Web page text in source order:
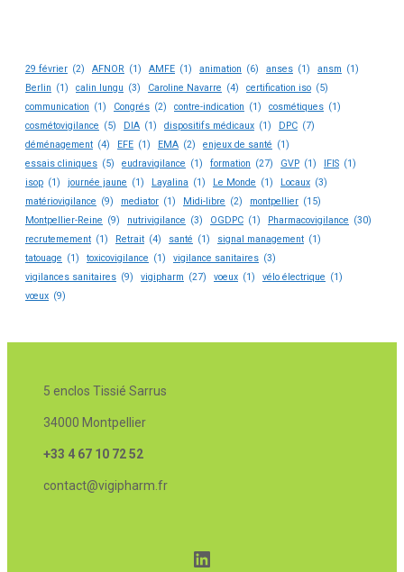
29 février (2) AFNOR (1) AMFE (1) animation (6) anses (1) ansm (1)
Berlin (1) calin lungu (3) Caroline Navarre (4) certification iso (5)
communication (1) Congrés (2) contre-indication (1) cosmétiques (1)
cosmétovigilance (5) DIA (1) dispositifs médicaux (1) DPC (7)
déménagement (4) EFE (1) EMA (2) enjeux de santé (1)
essais cliniques (5) eudravigilance (1) formation (27) GVP (1) IFIS (1)
isop (1) journée jaune (1) Layalina (1) Le Monde (1) Locaux (3)
matériovigilance (9) mediator (1) Midi-libre (2) montpellier (15)
Montpellier-Reine (9) nutrivigilance (3) OGDPC (1) Pharmacovigilance (30)
recrutemement (1) Retrait (4) santé (1) signal management (1)
tatouage (1) toxicovigilance (1) vigilance sanitaires (3)
vigilances sanitaires (9) vigipharm (27) voeux (1) vélo électrique (1)
vœux (9)
5 enclos Tissié Sarrus
34000 Montpellier
+33 4 67 10 72 52
contact@vigipharm.fr
LinkedIn